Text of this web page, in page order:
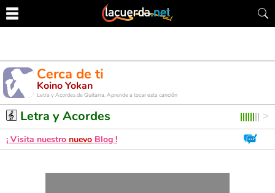
Cerca de ti
Koino Yokan
Letra y Acordes de Guitarra. Aprende a tocar esta canción
Letra y Acordes
¡ Visita nuestro nuevo Blog !